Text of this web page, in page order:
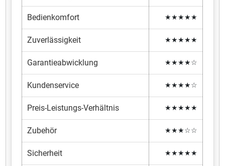
Bedienkomfort ★★★★★
Zuverlässigkeit ★★★★★
Garantieabwicklung ★★★★☆
Kundenservice ★★★★☆
Preis-Leistungs-Verhältnis ★★★★★
Zubehör ★★★☆☆
Sicherheit ★★★★★